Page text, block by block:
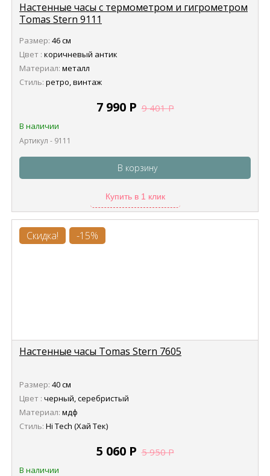
Настенные часы с термометром и гигрометром
Tomas Stern 9111
Размер: 46 см
Цвет : коричневый антик
Материал: металл
Стиль: ретро, винтаж
7 990 Р 9 401Р
В наличии
Артикул - 9111
В корзину
Купить в 1 клик
Скидка! -15%
Настенные часы Tomas Stern 7605
Размер: 40 см
Цвет : черный, серебристый
Материал: мдф
Стиль: Hi Tech (Хай Тек)
5 060 Р 5 950Р
В наличии